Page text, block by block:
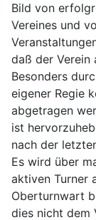
Bild von
Vereines und
daß der Verein
Besonders
eigener Regie
abgetragen
ist
nach der
Es wird über
aktiven Turner
Oberturnwart
dies nicht dem